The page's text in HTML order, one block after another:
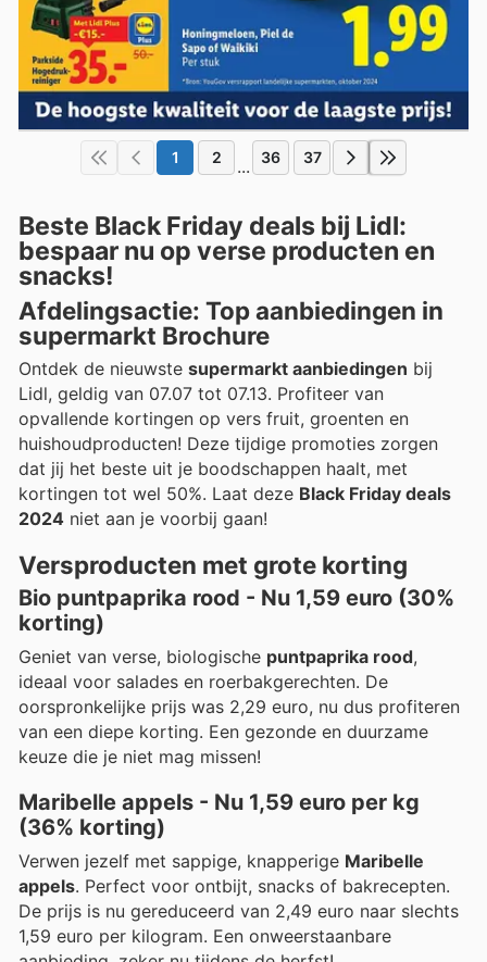
1 2 ... 36 37
Beste Black Friday deals bij Lidl:
bespaar nu op verse producten en
snacks!
Afdelingsactie: Top aanbiedingen in
supermarkt Brochure
Ontdek de nieuwste supermarkt aanbiedingen bij
Lidl, geldig van 07.07 tot 07.13. Profiteer van
opvallende kortingen op vers fruit, groenten en
huishoudproducten! Deze tijdige promoties zorgen
dat jij het beste uit je boodschappen haalt, met
kortingen tot wel 50%. Laat deze Black Friday deals
2024 niet aan je voorbij gaan!
Versproducten met grote korting
Bio puntpaprika rood - Nu 1,59 euro (30%
korting)
Geniet van verse, biologische puntpaprika rood,
ideaal voor salades en roerbakgerechten. De
oorspronkelijke prijs was 2,29 euro, nu dus profiteren
van een diepe korting. Een gezonde en duurzame
keuze die je niet mag missen!
Maribelle appels - Nu 1,59 euro per kg
(36% korting)
Verwen jezelf met sappige, knapperige Maribelle
appels. Perfect voor ontbijt, snacks of bakrecepten.
De prijs is nu gereduceerd van 2,49 euro naar slechts
1,59 euro per kilogram. Een onweerstaanbare